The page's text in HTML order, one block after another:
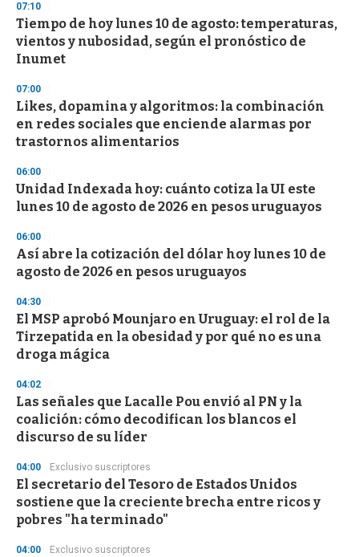
d
s
o
f
3
s
e
c
o
n
07:10
Tiempo de hoy lunes 10 de agosto: temperaturas,
vientos y nubosidad, según el pronóstico de
Inumet
07:00
Likes, dopamina y algoritmos: la combinación
en redes sociales que enciende alarmas por
trastornos alimentarios
06:00
Unidad Indexada hoy: cuánto cotiza la UI este
lunes 10 de agosto de 2026 en pesos uruguayos
06:00
Así abre la cotización del dólar hoy lunes 10 de
agosto de 2026 en pesos uruguayos
04:30
El MSP aprobó Mounjaro en Uruguay: el rol de la
Tirzepatida en la obesidad y por qué no es una
droga mágica
04:02
Las señales que Lacalle Pou envió al PN y la
coalición: cómo decodifican los blancos el
discurso de su líder
04:00 Exclusivo suscriptores
El secretario del Tesoro de Estados Unidos
sostiene que la creciente brecha entre ricos y
pobres "ha terminado"
04:00 Exclusivo suscriptores